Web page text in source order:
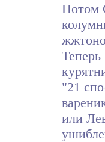
Потом
Теперь
"21
или